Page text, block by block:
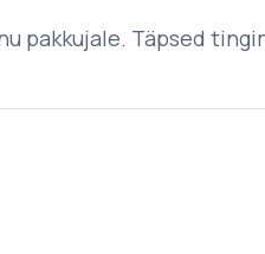
pakkujale. Täpsed